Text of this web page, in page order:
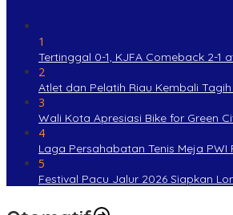
1
Tertinggal 0-1, KJFA Comeback 2-1
2
Atlet dan Pelatih Riau Kembali
3
Wali Kota Apresiasi Bike for Green
4
Laga Persahabatan Tenis Meja PWI
5
Festival Pacu Jalur 2026 Siapkan